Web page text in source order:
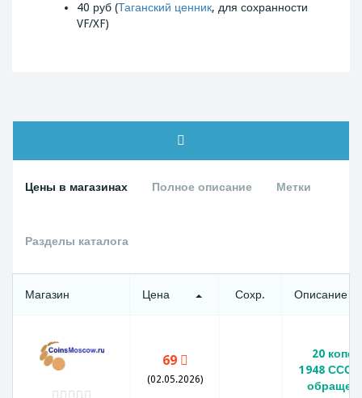
40 руб (Таганский ценник, для сохранности
VF/XF)
Цены в магазинах Полное описание Метки
Разделы каталога
Магазин Цена Сохр. Описание
69
(02.05.2026)
20
1948